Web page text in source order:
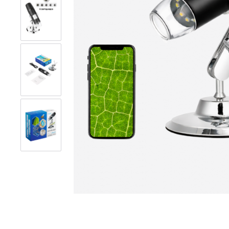
ТВ-антенны
Усилители антенные SWA
Канцелярские товары
Магнитные доски
Свет и освещение
Акустика
Колонки
Системы